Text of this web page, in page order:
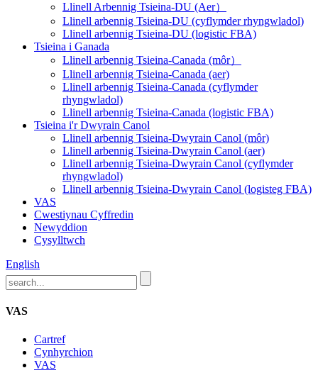
Llinell Arbennig Tsieina-DU (Aer）
Llinell arbennig Tsieina-DU (cyflymder rhyngwladol)
Llinell arbennig Tsieina-DU (logistic FBA)
Tsieina i Ganada
Llinell arbennig Tsieina-Canada (môr）
Llinell arbennig Tsieina-Canada (aer)
Llinell arbennig Tsieina-Canada (cyflymder
rhyngwladol)
Llinell arbennig Tsieina-Canada (logistic FBA)
Tsieina i'r Dwyrain Canol
Llinell arbennig Tsieina-Dwyrain Canol (môr)
Llinell arbennig Tsieina-Dwyrain Canol (aer)
Llinell arbennig Tsieina-Dwyrain Canol (cyflymder
rhyngwladol)
Llinell arbennig Tsieina-Dwyrain Canol (logisteg FBA)
VAS
Cwestiynau Cyffredin
Newyddion
Cysylltwch
English
VAS
Cartref
Cynhyrchion
VAS